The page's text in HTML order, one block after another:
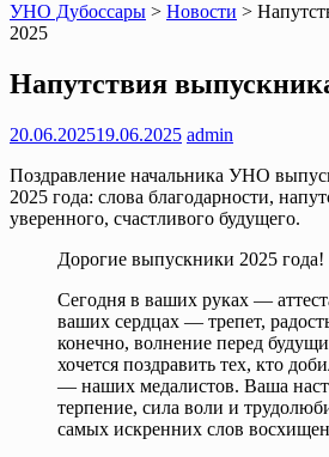
УНО Дубоссары > Новости >
2025
Напутствия
20.06.202519.06.2025 admin
Поздравление начальника УНО
2025 года: слова благодарности,
уверенного, счастливого будущего.
Дорогие выпускники 2025 года!
Сегодня в ваших руках —
ваших сердцах — трепет,
конечно, волнение перед
хочется поздравить тех, кто
— наших медалистов. Ваша
терпение, сила воли и
самых искренних слов